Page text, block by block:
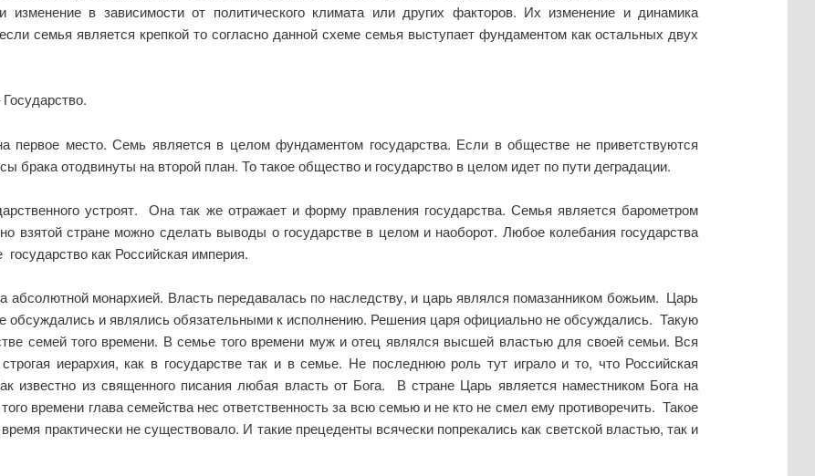
в зависимости от политического климата или других факторов. Их изменение и динамика
семья является крепкой то согласно данной схеме семья выступает фундаментом как остальных двух
первое место. Семь является в целом фундаментом государства. Если в обществе не приветствуются
брака отодвинуты на второй план. То такое общество и государство в целом идет по пути деградации.
устроят. Она так же отражает и форму правления государства. Семья является барометром
взятой стране можно сделать выводы о государстве в целом и наоборот. Любое колебания государства
как Российская империя.
абсолютной монархией. Власть передавалась по наследству, и царь являлся помазанником божьим. Царь
обсуждались и являлись обязательными к исполнению. Решения царя официально не обсуждались. Такую
семей того времени. В семье того времени муж и отец являлся высшей властью для своей семьи. Вся
иерархия, как в государстве так и в семье. Не последнюю роль тут играло и то, что Российская
известно из священного писания любая власть от Бога. В стране Царь является наместником Бога на
времени глава семейства нес ответственность за всю семью и не кто не смел ему противоречить. Такое
практически не существовало. И такие прецеденты всячески попрекались как светской властью, так и